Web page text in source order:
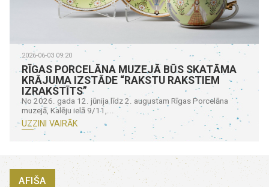
2026-06-03 09:20
RĪGAS PORCELĀNA MUZEJĀ BŪS SKATĀMA
KRĀJUMA IZSTĀDE “RAKSTU RAKSTIEM
IZRAKSTĪTS”
No 2026. gada 12. jūnija līdz 2. augustam Rīgas Porcelāna
muzejā, Kalēju ielā 9/11,...
UZZINI VAIRĀK
AFIŠA